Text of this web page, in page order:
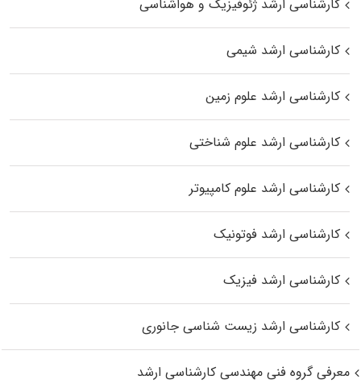
کارشناسی ارشد ژئوفیزیک و هواشناسی
کارشناسی ارشد شیمی
کارشناسی ارشد علوم زمین
کارشناسی ارشد علوم شناختی
کارشناسی ارشد علوم کامپیوتر
کارشناسی ارشد فوتونیک
کارشناسی ارشد فیزیک
کارشناسی ارشد زیست‌ شناسی جانوری
معرفی گروه فنی مهندسی کارشناسی ارشد